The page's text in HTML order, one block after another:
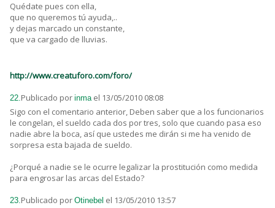
Quédate pues con ella,
que no queremos tú ayuda,..
y dejas marcado un constante,
que va cargado de lluvias.
http://www.creatuforo.com/foro/
22.Publicado por inma el 13/05/2010 08:08
Sigo con el comentario anterior, Deben saber que a los funcionarios
le congelan, el sueldo cada dos por tres, solo que cuando pasa eso
nadie abre la boca, así que ustedes me dirán si me ha venido de
sorpresa esta bajada de sueldo.
¿Porqué a nadie se le ocurre legalizar la prostitución como medida
para engrosar las arcas del Estado?
23.Publicado por Otinebel el 13/05/2010 13:57